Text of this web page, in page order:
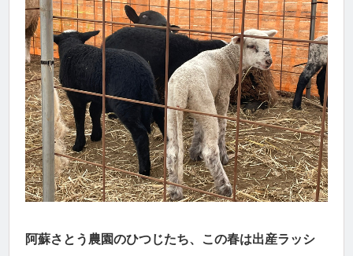
阿蘇さとう農園のひつじたち、この春は出産ラッシ